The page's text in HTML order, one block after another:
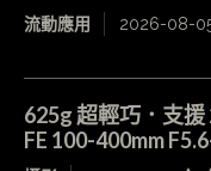
流動應用 2026-08-
625g 超輕巧．支
FE 100-400mm